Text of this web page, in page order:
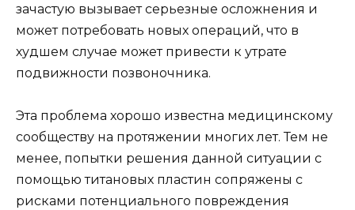
зачастую вызывает серьезные осложнения и
может потребовать новых операций, что в
худшем случае может привести к утрате
подвижности позвоночника.
Эта проблема хорошо известна медицинскому
сообществу на протяжении многих лет. Тем не
менее, попытки решения данной ситуации с
помощью титановых пластин сопряжены с
рисками потенциального повреждения